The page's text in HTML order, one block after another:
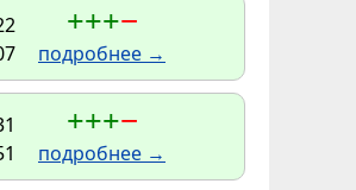
+++−
подробнее →
+++−
подробнее →